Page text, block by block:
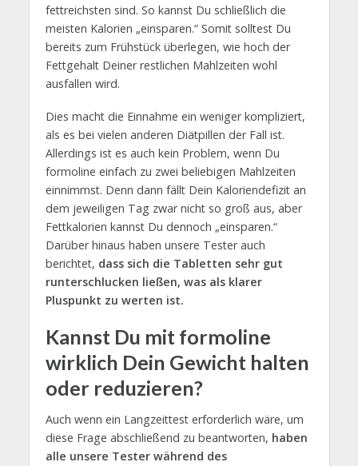
fettreichsten sind. So kannst Du schließlich die
meisten Kalorien „einsparen.“ Somit solltest Du
bereits zum Frühstück überlegen, wie hoch der
Fettgehalt Deiner restlichen Mahlzeiten wohl
ausfallen wird.
Dies macht die Einnahme ein weniger kompliziert,
als es bei vielen anderen Diätpillen der Fall ist.
Allerdings ist es auch kein Problem, wenn Du
formoline einfach zu zwei beliebigen Mahlzeiten
einnimmst. Denn dann fällt Dein Kaloriendefizit an
dem jeweiligen Tag zwar nicht so groß aus, aber
Fettkalorien kannst Du dennoch „einsparen.“
Darüber hinaus haben unsere Tester auch
berichtet, dass sich die Tabletten sehr gut
runterschlucken ließen, was als klarer
Pluspunkt zu werten ist.
Kannst Du mit formoline
wirklich Dein Gewicht halten
oder reduzieren?
Auch wenn ein Langzeittest erforderlich wäre, um
diese Frage abschließend zu beantworten, haben
alle unsere Tester während des